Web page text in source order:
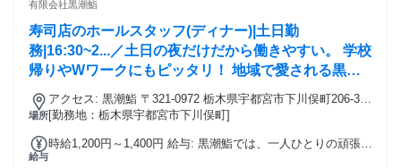
ク歓迎！ ※経験には正社員・アルバイト・パート・ 派遣など
の雇用形態は問いません！ 年齢の条件と理由：あり（例外事
由1号・60歳未満（定年のため））
有限会社黒潮鮨
寿司店のホールスタッフ(ディナー)|土日勤
務|16:30~2...／土日の夜だけだから働きやすい。 学校
帰りやWワークにもピッタリ！ 地域で愛される黒潮
鮨で、お客様に笑顔を届けるホールスタッフを募集し
ます。
場所
アクセス: 黒潮鮨 〒321-0972 栃木県宇都宮市下川俣町206-32
お車でお越しの方 * JR宇都宮駅より車で約15分 * 国道4号・新
バイク・自転車通勤OK 公共交通機関をご利用の方 * JR宇都
[勤務地：栃木県宇都宮市下川俣町]
給与
時給1,200円～1,400円 給与: 黒潮鮨では、一人ひとりの頑張り